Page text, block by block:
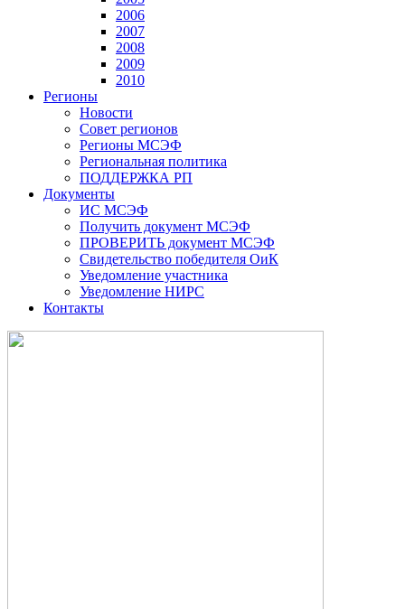
2006
2007
2008
2009
2010
Регионы
Новости
Совет регионов
Регионы МСЭФ
Региональная политика
ПОДДЕРЖКА РП
Документы
ИС МСЭФ
Получить документ МСЭФ
ПРОВЕРИТЬ документ МСЭФ
Свидетельство победителя ОиК
Уведомление участника
Уведомление НИРС
Контакты